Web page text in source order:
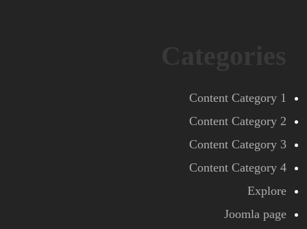
Content Category 1
Content Category 2
Content Category 3
Content Category 4
Explore
Joomla page